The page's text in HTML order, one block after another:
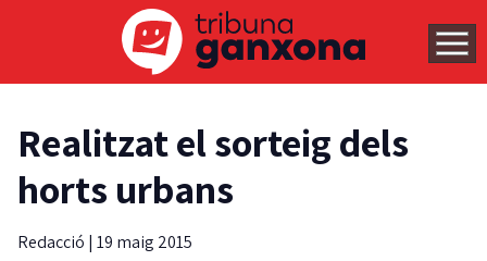
Realitzat el sorteig dels
horts urbans
Redacció | 19 maig 2015